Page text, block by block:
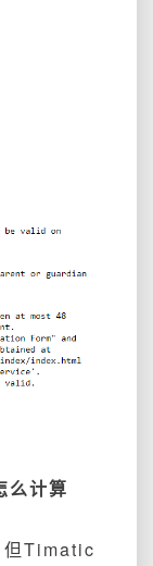
么计算
但Timatic